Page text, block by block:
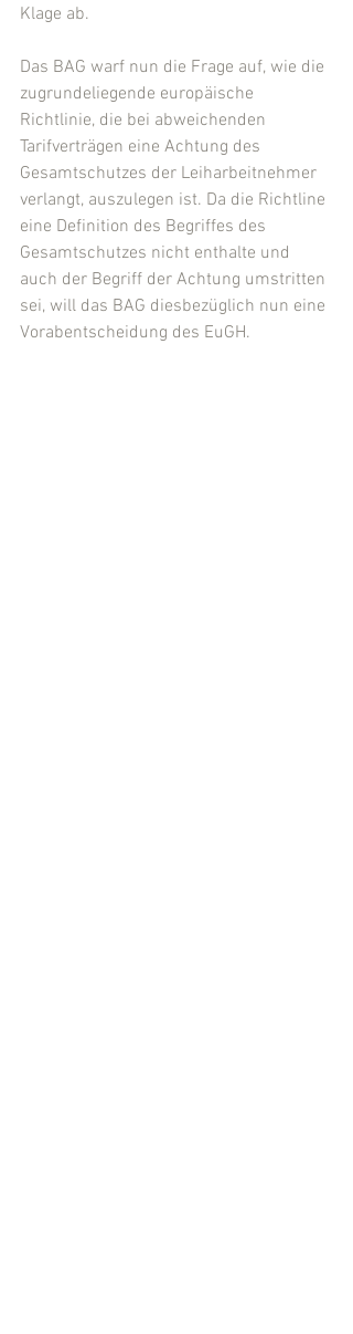
Klage ab.
Das BAG warf nun die Frage auf, wie die
zugrundeliegende europäische
Richtlinie, die bei abweichenden
Tarifverträgen eine Achtung des
Gesamtschutzes der Leiharbeitnehmer
verlangt, auszulegen ist. Da die Richtline
eine Definition des Begriffes des
Gesamtschutzes nicht enthalte und
auch der Begriff der Achtung umstritten
sei, will das BAG diesbezüglich nun eine
Vorabentscheidung des EuGH.